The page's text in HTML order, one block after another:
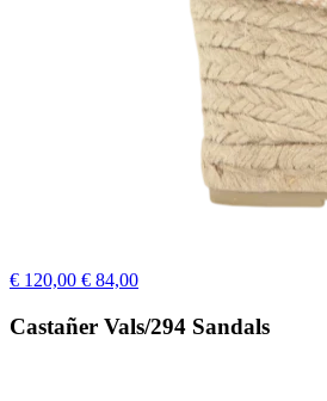
€ 120,00 € 84,00
Castañer Vals/294 Sandals